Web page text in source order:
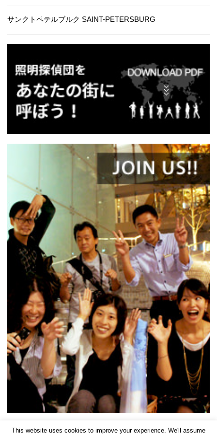
サンクトペテルブルク SAINT-PETERSBURG
This website uses cookies to improve your experience. We'll assume